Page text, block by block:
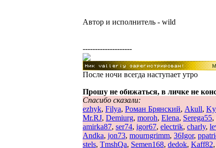
Автор и исполнитель - wild
--------------------
После ночи всегда наступает утро
Прошу не обижаться, в личке не
Спасибо сказали:
ezhyk, Filya, Роман Брянский, Akull,
Mr.RJ, Demiurg, moroh, Elena, Serega55,
amirka87, ser74, igor67, electrik, charly,
Andka, jon73, mourngrimm, 36Igor,
stels, TmshQa, Semen168, dedok, Kaff82,